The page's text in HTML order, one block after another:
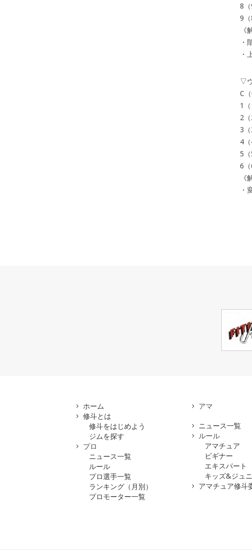
8（
9（
《
・
・
▽
C（
1（
2（
3（
4（
5（
6（
《
・
ホーム
修斗とは
修斗をはじめよう
ジムを探す
プロ
ニュース一覧
ルール
プロ選手一覧
ランキング（月別）
プロモーター一覧
ア
ニュース一覧
ルール
アマチュア
ビギナー
エキスパート
キッズ&ジュ
アマチュア修斗